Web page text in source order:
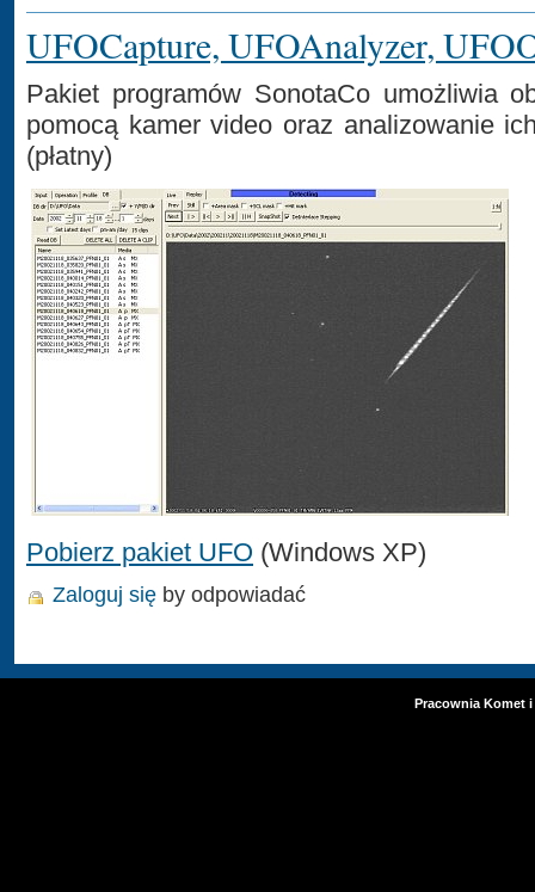
UFOCapture, UFOAnalyzer,
Pakiet programów SonotaCo umożliwia
pomocą kamer video oraz analizowanie
(płatny)
Pobierz pakiet UFO (Windows XP)
Zaloguj się by odpowiadać
Pracownia Komet